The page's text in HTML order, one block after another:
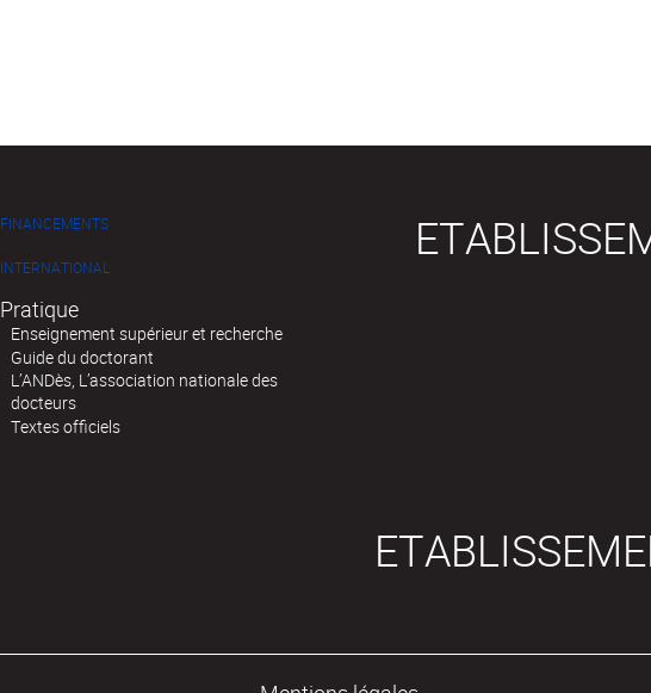
FINANCEMENTS
INTERNATIONAL
Pratique
Enseignement supérieur et recherche
Guide du doctorant
L’ANDès, L’association nationale des
docteurs
Textes officiels